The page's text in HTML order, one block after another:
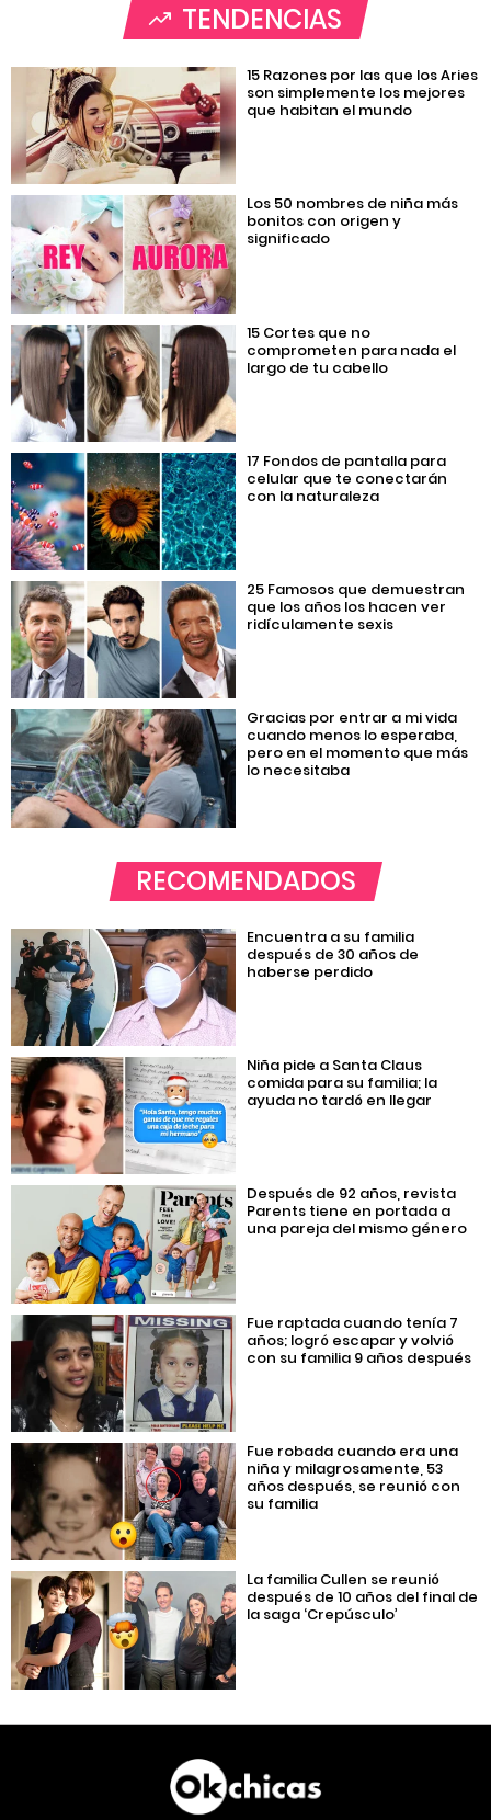
TENDENCIAS
15 Razones por las que los Aries
son simplemente los mejores
que habitan el mundo
Los 50 nombres de niña más
bonitos con origen y
significado
15 Cortes que no
comprometen para nada el
largo de tu cabello
17 Fondos de pantalla para
celular que te conectarán
con la naturaleza
25 Famosos que demuestran
que los años los hacen ver
ridículamente sexis
Gracias por entrar a mi vida
cuando menos lo esperaba,
pero en el momento que más
lo necesitaba
RECOMENDADOS
Encuentra a su familia
después de 30 años de
haberse perdido
Niña pide a Santa Claus
comida para su familia; la
ayuda no tardó en llegar
Después de 92 años, revista
Parents tiene en portada a
una pareja del mismo género
Fue raptada cuando tenía 7
años; logró escapar y volvió
con su familia 9 años después
Fue robada cuando era una
niña y milagrosamente, 53
años después, se reunió con
su familia
La familia Cullen se reunió
después de 10 años del final de
la saga ‘Crepúsculo’